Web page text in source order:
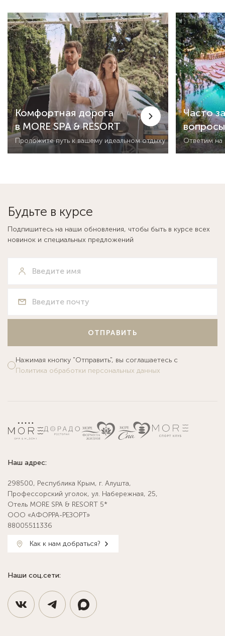
Комфортная дорога
в MORE SPA & RESORT
Проложите путь к вашему идеальном отдыху
Часто
вопросы
Ответим на
Будьте в курсе
Подпишитесь на наши обновления, чтобы быть в курсе всех
новинок и специальных предложений
ОТПРАВИТЬ
Нажимая кнопку "Отправить", вы соглашаетесь с
Политика обработки персональных данных
Наш адрес:
298500, Республика Крым, г. Алушта,
Профессорский уголок, ул. Набережная, 25,
Отель MORE SPA & RESORT 5*
ООО «АФОРРА-РЕЗОРТ»
88005511336
Как к нам добраться?
Наши соц.сети: